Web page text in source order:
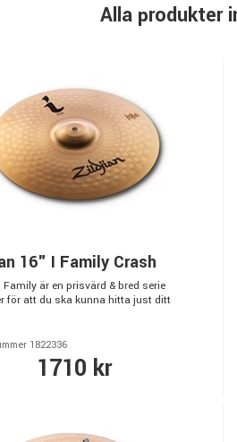
Alla produkter
16" I Family Crash
Family är en prisvärd & bred serie
för att du ska kunna hitta just ditt
1822336
1710 kr